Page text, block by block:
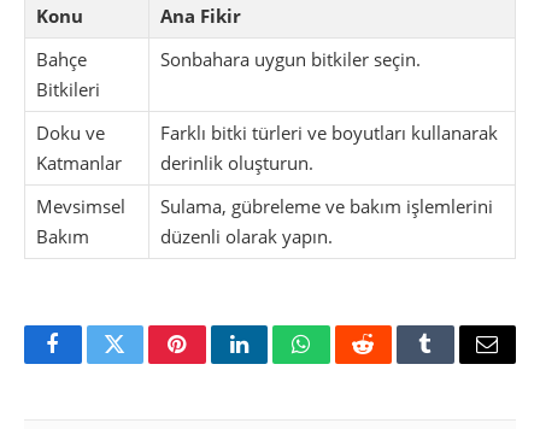
Konu
Ana Fikir
Bahçe
Bitkileri
Sonbahara uygun bitkiler seçin.
Doku ve
Katmanlar
Farklı bitki türleri ve boyutları kullanarak
derinlik oluşturun.
Mevsimsel
Bakım
Sulama, gübreleme ve bakım işlemlerini
düzenli olarak yapın.
FacebookTwitterPinterestLinkedInWhatsAppRedditTumblrEmail